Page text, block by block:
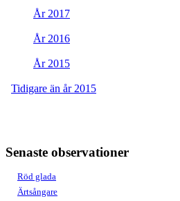
År 2017
År 2016
År 2015
Tidigare än år 2015
Senaste observationer
Röd glada
Ärtsångare